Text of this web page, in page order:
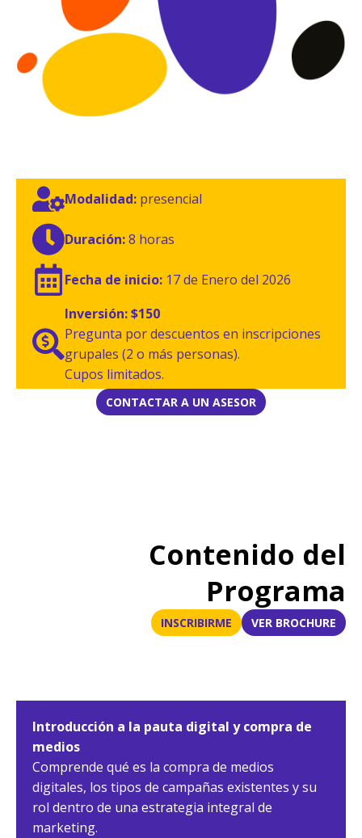
Modalidad: presencial
Duración:8 horas
Fecha de inicio: 17 de Enero del 2026
Inversión:$150
Pregunta por descuentos en inscripciones
grupales (2 o más personas).
Cupos limitados.
CONTACTAR A UN ASESOR
Contenido del
Programa
INSCRIBIRME VER BROCHURE
Introducción a la pauta digital y compra de
medios
Comprende qué es la compra de medios
digitales, los tipos de campañas existentes y su
rol dentro de una estrategia integral de
marketing.